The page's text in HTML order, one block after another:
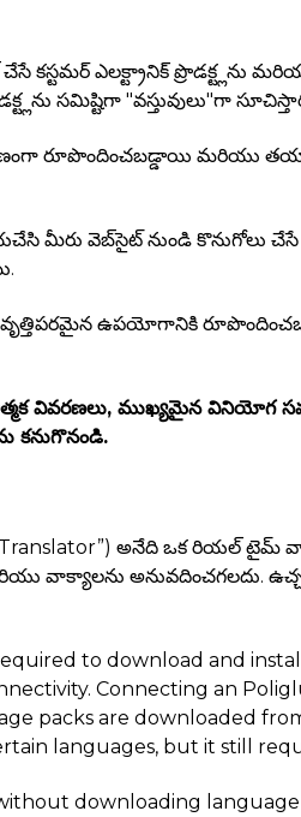
చేసే కస్టమర్ ఎలక్ట్రానిక్
సమిష్టిగా "వస్తువులు"గా
రూపొందించబడ్డాయి మరియు
వెబ్‌సైట్ నుండి కొనుగోలు చేసే
ఉపయోగానికి
వివరణలు, ముఖ్యమైన వినియోగ
కనుగొనండి.
Translator”) అనేది ఒక
వాక్యాలను
to download and
Connecting an
packs are downloaded
languages, but it still
downloading